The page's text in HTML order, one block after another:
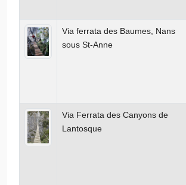
Via ferrata des Baumes, Nans
sous St-Anne
Via Ferrata des Canyons de
Lantosque